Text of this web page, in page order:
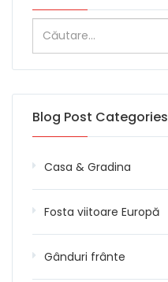
Blog Post Categories
Casa & Gradina
Fosta viitoare Europă
Gânduri frânte